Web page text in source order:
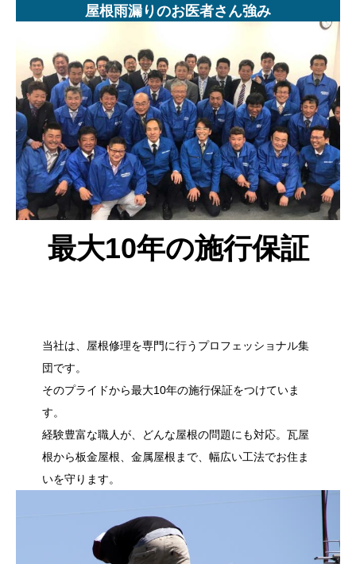
屋根雨漏りのお医者さん強み
最大10年の施行保証
当社は、屋根修理を専門に行うプロフェッショナル集
団です。
そのプライドから最大10年の施行保証をつけていま
す。
経験豊富な職人が、どんな屋根の問題にも対応。瓦屋
根から板金屋根、金属屋根まで、幅広い工法でお住ま
いを守ります。